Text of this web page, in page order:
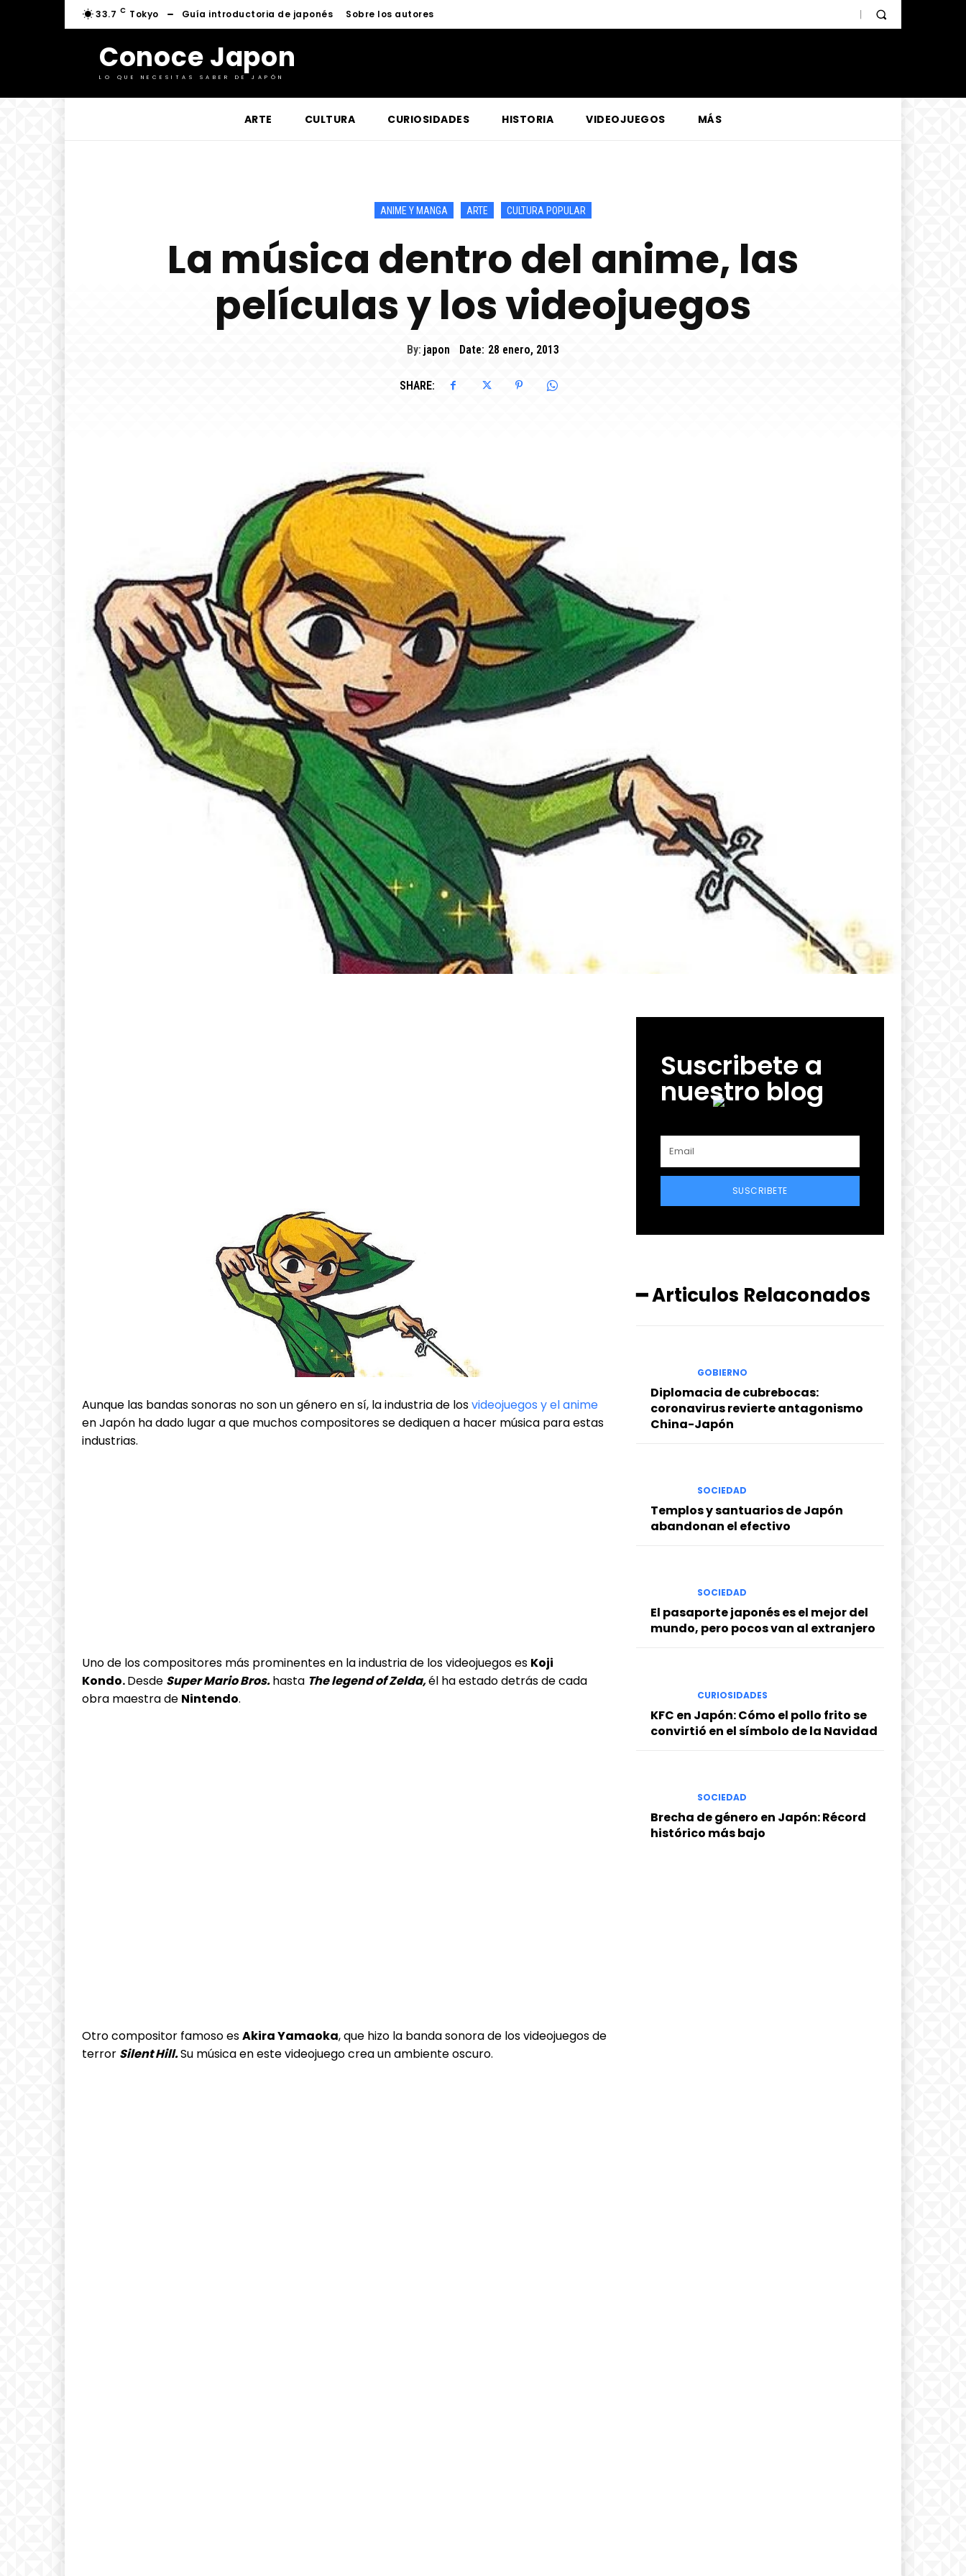
33.7 C Tokyo Guía introductoria de japonés Sobre los autores
Conoce Japon
LO QUE NECESITAS SABER DE JAPÓN
ARTE CULTURA CURIOSIDADES HISTORIA VIDEOJUEGOS MÁS
ANIME Y MANGA ARTE CULTURA POPULAR
La música dentro del anime, las
películas y los videojuegos
By: japon Date: 28 enero, 2013
SHARE:
Aunque las bandas sonoras no son un género en sí, la industria de losvideojuegos y el anime
en Japón ha dado lugar a que muchos compositores se dediquen a hacer música para estas
industrias.
Uno de los compositores más prominentes en la industria de los videojuegos es Koji
Kondo.Desde Super Mario Bros.hasta The legend of Zelda,él ha estado detrás de cada
obra maestra de Nintendo.
Otro compositor famoso esAkira Yamaoka, que hizo la banda sonora de los videojuegos de
terror Silent Hill.Su música en este videojuego crea un ambiente oscuro.
Suscribete a
nuestro blog
SUSCRIBETE
━ Articulos Relaconados
GOBIERNO
Diplomacia de cubrebocas:
coronavirus revierte antagonismo
China-Japón
SOCIEDAD
Templos y santuarios de Japón
abandonan el efectivo
SOCIEDAD
El pasaporte japonés es el mejor del
mundo, pero pocos van al extranjero
CURIOSIDADES
KFC en Japón: Cómo el pollo frito se
convirtió en el símbolo de la Navidad
SOCIEDAD
Brecha de género en Japón: Récord
histórico más bajo